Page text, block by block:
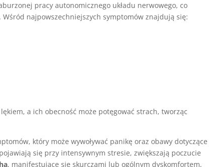
pracy autonomicznego układu nerwowego, co
najpowszechniejszych symptomów znajdują się:
a ich obecność może potęgować strach, tworząc
który może wywoływać panikę oraz obawy dotyczące
się przy intensywnym stresie, zwiększają poczucie
, manifestujące się skurczami lub ogólnym dyskomfortem,